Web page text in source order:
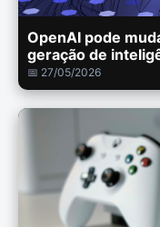
OpenAI pode
geração de
📅 27/05/2026